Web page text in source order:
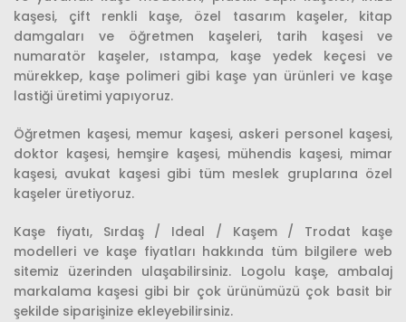
kaşesi, çift renkli kaşe, özel tasarım kaşeler, kitap
damgaları ve öğretmen kaşeleri, tarih kaşesi ve
numaratör kaşeler, ıstampa, kaşe yedek keçesi ve
mürekkep, kaşe polimeri gibi kaşe yan ürünleri ve kaşe
lastiği üretimi yapıyoruz.
Öğretmen kaşesi, memur kaşesi, askeri personel kaşesi,
doktor kaşesi, hemşire kaşesi, mühendis kaşesi, mimar
kaşesi, avukat kaşesi gibi tüm meslek gruplarına özel
kaşeler üretiyoruz.
Kaşe fiyatı, Sırdaş / Ideal / Kaşem / Trodat kaşe
modelleri ve kaşe fiyatları hakkında tüm bilgilere web
sitemiz üzerinden ulaşabilirsiniz. Logolu kaşe, ambalaj
markalama kaşesi gibi bir çok ürünümüzü çok basit bir
şekilde siparişinize ekleyebilirsiniz.